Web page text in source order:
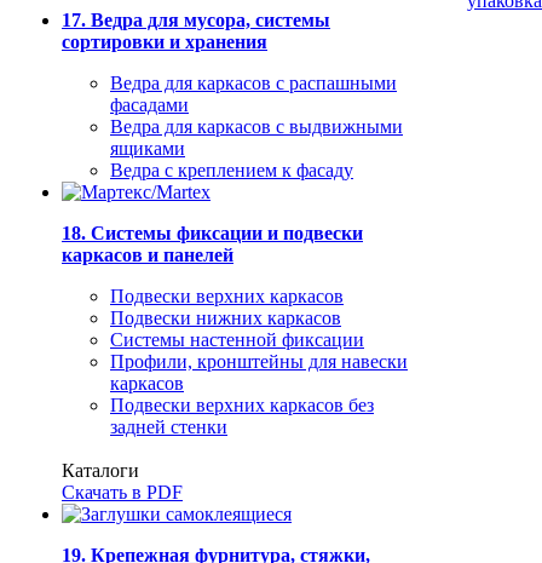
17. Ведра для мусора, системы
сортировки и хранения
Ведра для каркасов с распашными
фасадами
Ведра для каркасов с выдвижными
ящиками
Ведра с креплением к фасаду
18. Системы фиксации и подвески
каркасов и панелей
Подвески верхних каркасов
Подвески нижних каркасов
Системы настенной фиксации
Профили, кронштейны для навески
каркасов
Подвески верхних каркасов без
задней стенки
Каталоги
Скачать в PDF
19. Крепежная фурнитура, стяжки,